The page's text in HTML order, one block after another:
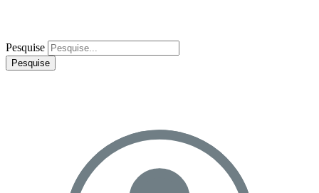
Pesquise
Pesquise